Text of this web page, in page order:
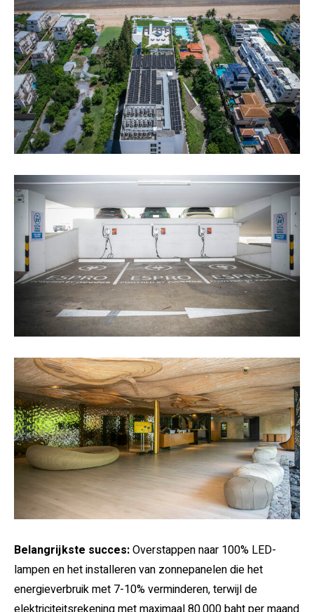
Belangrijkste succes:Overstappen naar 100% LED-
lampen en het installeren van zonnepanelen die het
energieverbruik met 7-10% verminderen, terwijl de